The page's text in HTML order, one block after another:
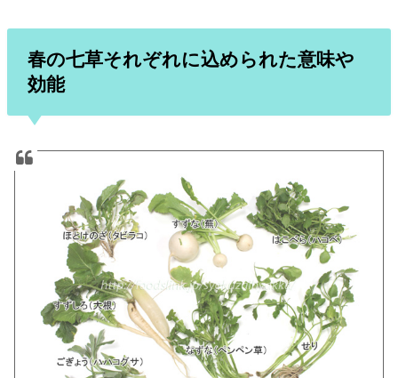
春の七草それぞれに込められた意味や
効能